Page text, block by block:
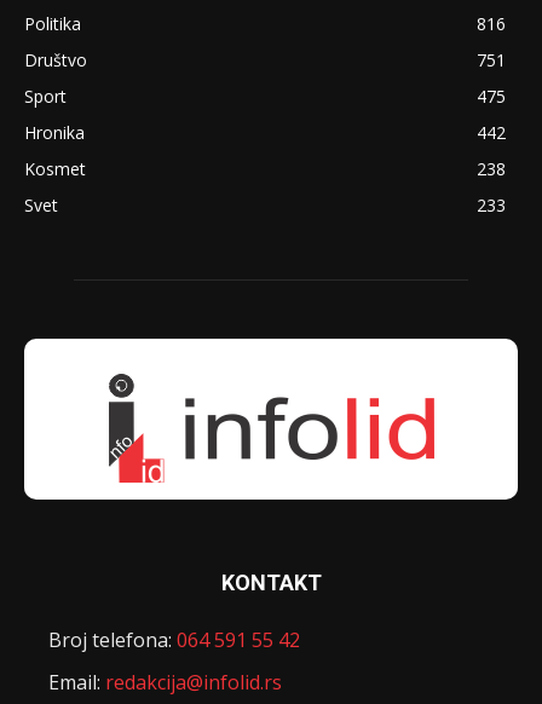
Politika
816
Društvo
751
Sport
475
Hronika
442
Kosmet
238
Svet
233
KONTAKT
Broj telefona: 064 591 55 42
Email: redakcija@infolid.rs